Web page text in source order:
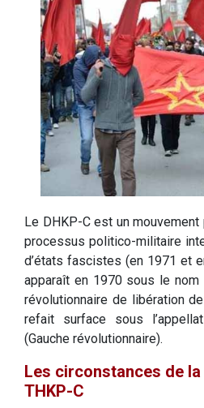
Le DHKP-C est un mouvement
processus politico-militaire
d’états fascistes (en 1971 et
apparaît en 1970 sous le nom
révolutionnaire de libération
refait surface sous
(Gauche révolutionnaire).
Les circonstances de
THKP-C